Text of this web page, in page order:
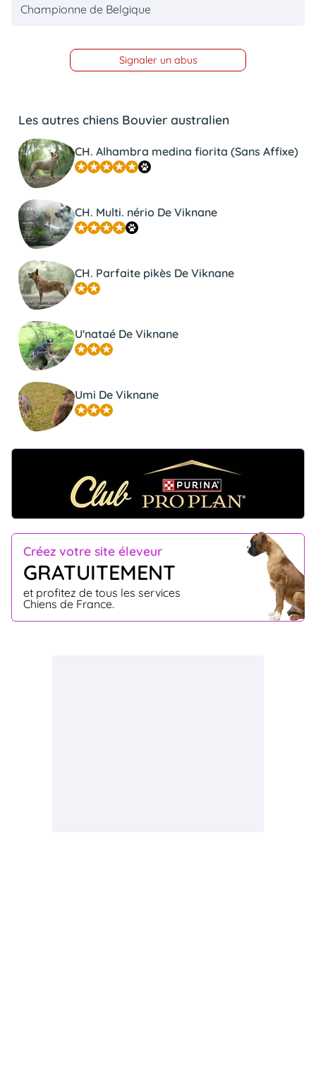
Championne de Belgique
Signaler un abus
Créez votre site éleveur
GRATUITEMENT
et profitez de tous les services
Chiens de France.
Les autres chiens Bouvier australien
CH. Alhambra medina fiorita (Sans Affixe)
CH. Multi. nério De Viknane
CH. Parfaite pikès De Viknane
U'nataé De Viknane
Umi De Viknane